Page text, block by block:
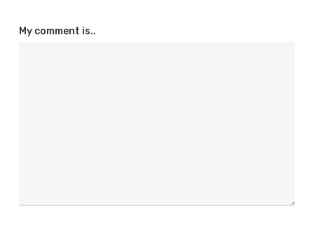
My comment is..